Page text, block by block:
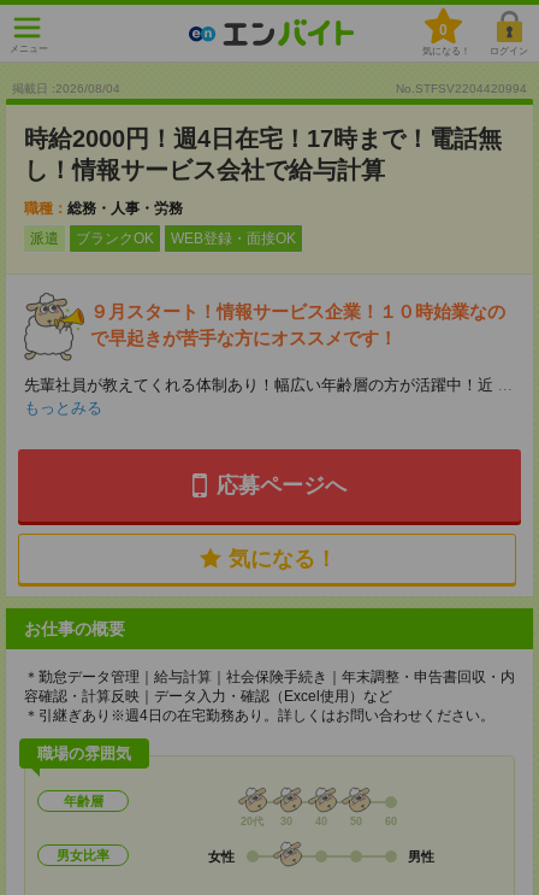
メニュー
0
気になる！ ログイン
掲載日 :2026/08/04 No.STFSV2204420994
時給2000円！週4日在宅！17時まで！電話無
し！情報サービス会社で給与計算
職種： 総務・人事・労務
派遣
ブランクOK WEB登録・面接OK
９月スタート！情報サービス企業！１０時始業なの
で早起きが苦手な方にオススメです！
先輩社員が教えてくれる体制あり！幅広い年齢層の方が活躍中！近 ...
もっとみる
応募ページへ
気になる！
お仕事の概要
＊勤怠データ管理｜給与計算｜社会保険手続き｜年末調整・申告書回収・内
容確認・計算反映｜データ入力・確認（Excel使用）など
＊引継ぎあり※週4日の在宅勤務あり。詳しくはお問い合わせください。
職場の雰囲気
年齢層
20代 30 40 50 60
男女比率 女性 男性